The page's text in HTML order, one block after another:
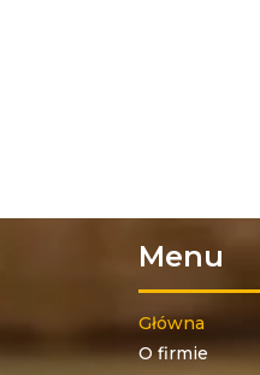
Menu
Główna
O firmie